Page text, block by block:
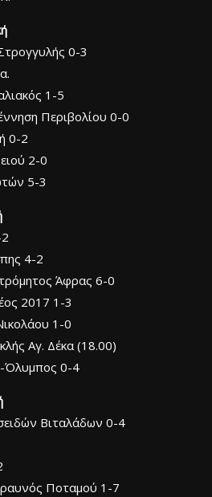
0-3
1-5
Περιβολίου 0-0
0-2
2-0
5-3
4-2
Άφρας 6-0
2017 1-3
1-0
Αγ. Δέκα (18.00)
Όλυμπος 0-4
Βιταλάδων 0-4
Ποταμού 1-7